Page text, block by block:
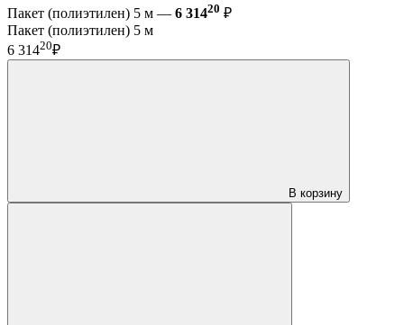
Пакет (полиэтилен) 5 м — 6 31420 ₽
Пакет (полиэтилен) 5 м
6 31420₽
В корзину